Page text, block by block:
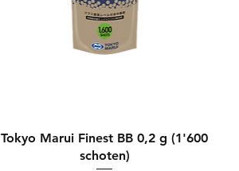
Snel overzicht
Tokyo Marui Finest BB 0,2 g (1'600
schoten)